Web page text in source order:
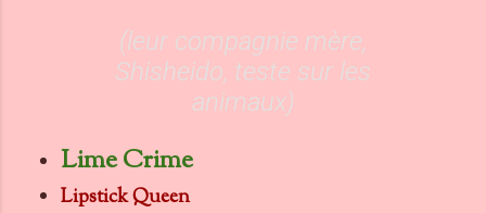
(leur compagnie mère,
Shisheido, teste sur les
animaux)
Lime Crime
Lipstick Queen